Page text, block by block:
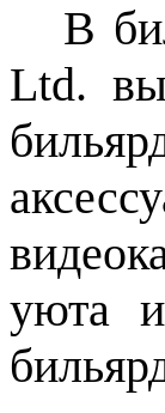
В
Ltd. вы
уюта